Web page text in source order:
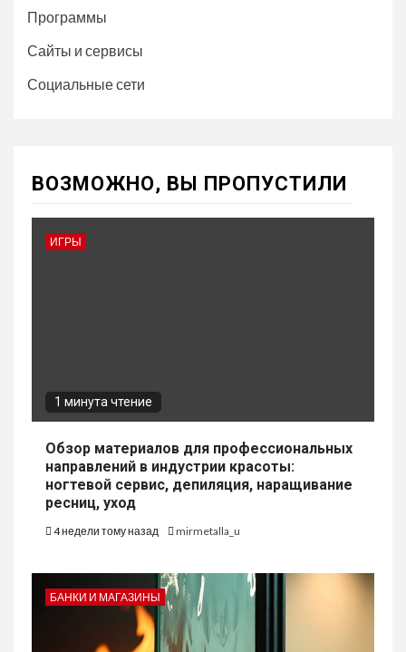
Программы
Сайты и сервисы
Социальные сети
ВОЗМОЖНО, ВЫ ПРОПУСТИЛИ
ИГРЫ
1 минута чтение
Обзор материалов для профессиональных
направлений в индустрии красоты:
ногтевой сервис, депиляция, наращивание
ресниц, уход
4 недели тому назад mirmetalla_u
БАНКИ И МАГАЗИНЫ